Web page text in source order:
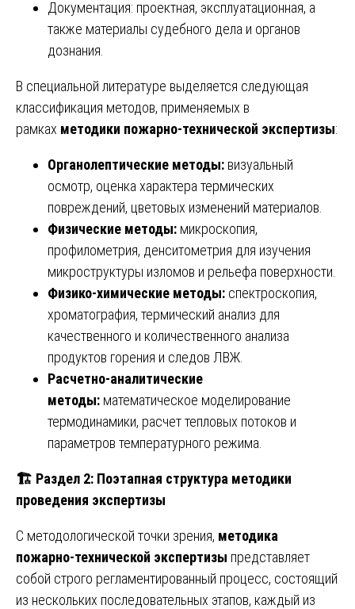
Документация: проектная, эксплуатационная, а
также материалы судебного дела и органов
дознания.
В специальной литературе выделяется следующая
классификация методов, применяемых в
рамках методики пожарно-технической экспертизы:
Органолептические методы: визуальный
осмотр, оценка характера термических
повреждений, цветовых изменений материалов.
Физические методы: микроскопия,
профилометрия, денситометрия для изучения
микроструктуры изломов и рельефа поверхности.
Физико-химические методы: спектроскопия,
хроматография, термический анализ для
качественного и количественного анализа
продуктов горения и следов ЛВЖ.
Расчетно-аналитические
методы: математическое моделирование
термодинамики, расчет тепловых потоков и
параметров температурного режима.
🏗 ️ Раздел 2: Поэтапная структура методики
проведения экспертизы
С методологической точки зрения, методика
пожарно-технической экспертизы представляет
собой строго регламентированный процесс, состоящий
из нескольких последовательных этапов, каждый из